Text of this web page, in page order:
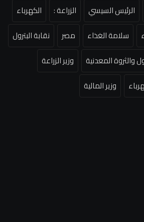
الرئيس السيسي الزراعة :
الكهرباء
سلامة الغذاء مصر
نقابة البترول
والثروة المعدنية
وزير الزراعة
وزير المالية